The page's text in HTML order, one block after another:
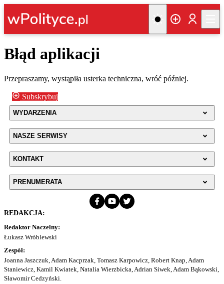
Błąd aplikacji
Przepraszamy, wystąpiła usterka techniczna, wróć później.
Subskrybuj
WYDARZENIA
NASZE SERWISY
KONTAKT
PRENUMERATA
REDAKCJA:
Redaktor Naczelny:
Łukasz Wróblewski
Zespół:
Joanna Jaszczuk, Adam Kacprzak, Tomasz Karpowicz, Robert Knap, Adam
Staniewicz, Kamil Kwiatek, Natalia Wierzbicka, Adrian Siwek, Adam Bąkowski,
Sławomir Cedzyński.